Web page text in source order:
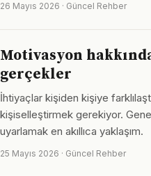
26 Mayıs 2026 · Güncel Rehber
Motivasyon
gerçekler
İhtiyaçlar kişiden kişiye
kişiselleştirmek gerekiyor.
uyarlamak en akıllıca yaklaşım.
25 Mayıs 2026 · Güncel Rehber